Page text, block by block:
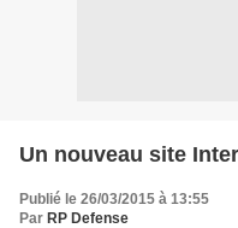
Un nouveau site
Publié le 26/03/2015 à 13:55
Par RP Defense